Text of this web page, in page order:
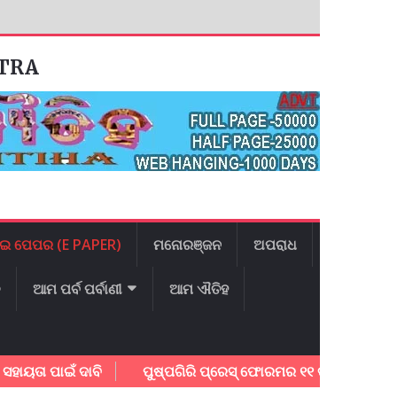
ଇ ପେପର (E PAPER) ମନୋରଞ୍ଜନ ଅପରାଧ
ଆମ ପର୍ବ ପର୍ବାଣୀ ଆମ ଐତିହ
ପାଇଁ ଦାବି ପୁଷ୍ପଗିରି ପ୍ରେସ୍ ଫୋରମର ୧୧ ତମ ବାର୍ଷିକ ଉତ୍ସବ